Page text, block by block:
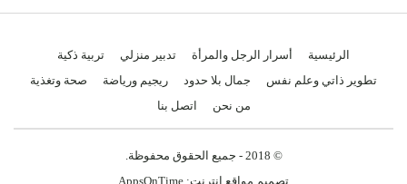
الرئيسية أسرار الرجل والمرأة تدبير منزلي
تربية ذكية
تطوير ذاتي وعلم نفس
جمال بلا حدود ريجيم ورياضة
صحة وتغذية
من نحن
اتصل بنا
© 2018 - جميع الحقوق محفوظة.
تصميم مواقع انترنت: AppsOnTime